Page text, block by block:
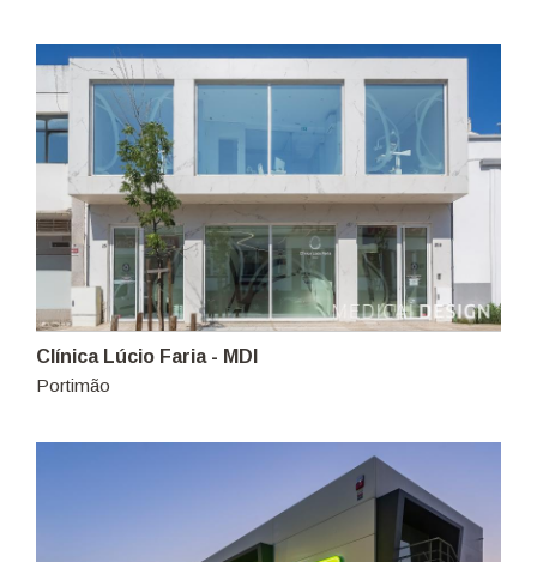
Clínica Lúcio Faria - MDI
Portimão